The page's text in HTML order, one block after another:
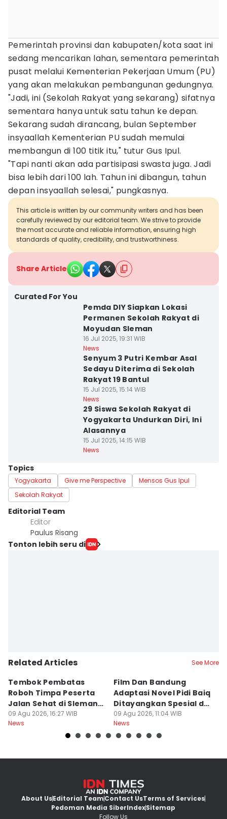
Pemerintah provinsi dan kabupaten/kota saat ini
sedang mencarikan lahan, sementara pemerintah
pusat melalui Kementerian Pekerjaan Umum (PU)
yang akan melakukan pembangunan gedungnya.
"Jadi, ini (Sekolah Rakyat yang sekarang) sifatnya
sementara hanya untuk satu tahun ke depan.
Sekarang sudah dirancang, bulan September
insyaallah Kementerian PU sudah memulai
membangun di 100 titik itu," tutur Gus Ipul.
"Tapi nanti akan ada partisipasi swasta juga. Jadi
bisa lebih dari 100 lah. Tahun ini dibangun, tahun
depan insyaallah selesai," pungkasnya.
This article is written by our community writers and has been
carefully reviewed by our editorial team. We strive to provide
the most accurate and reliable information, ensuring high
standards of quality, credibility, and trustworthiness.
Share Article
Curated For You
Pemda DIY Siapkan Lokasi
Permanen Sekolah Rakyat di
Moyudan Sleman
16 Jul 2025, 19:31 WIB
News
Senyum 3 Putri Kembar Asal
Sedayu Diterima di Sekolah
Rakyat 19 Bantul
15 Jul 2025, 15:14 WIB
News
29 Siswa Sekolah Rakyat di
Yogyakarta Undurkan Diri, Ini
Alasannya
15 Jul 2025, 14:15 WIB
News
Topics
Yogyakarta Give me Perspective
Mensos Gus Ipul
Sekolah Rakyat
Editorial Team
Editor
Paulus Risang
Tonton lebih seru di
Related Articles See More
Tembok Pembatas
Roboh Timpa Peserta
Jalan Sehat di Sleman,
10 Orang Luka
09 Agu 2026, 16:27 WIB
News
Film Dan Bandung
Adaptasi Novel Pidi Baiq
Ditayangkan Spesial di
Jogja
09 Agu 2026, 11:04 WIB
News
About UsEditorial TeamContact UsTerms of Services
Pedoman Media SiberIndexSitemap
Follow Us